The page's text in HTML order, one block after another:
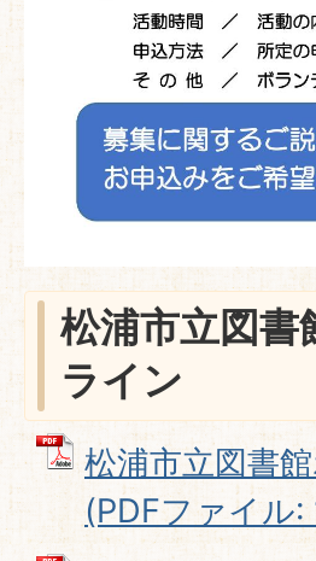
松浦市立図
ライン
松浦市立図書
(PDFファイル: